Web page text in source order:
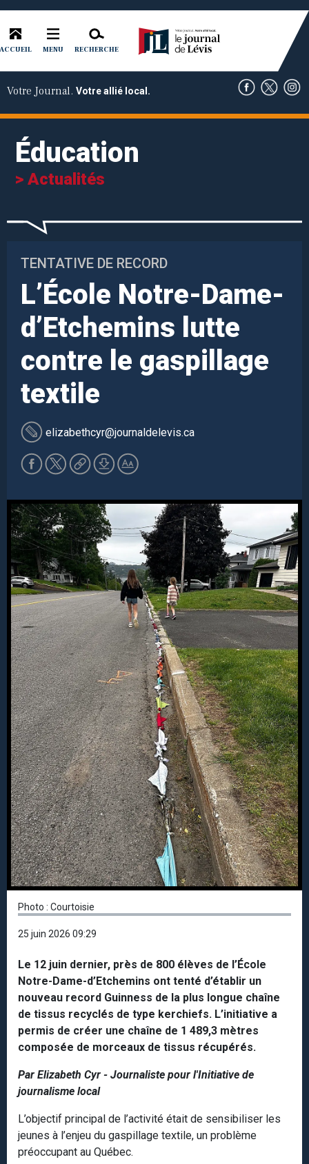
ACCUEIL MENU RECHERCHE
Votre Journal. Votre allié local.
Éducation
> Actualités
TENTATIVE DE RECORD
L’École Notre-Dame-
d’Etchemins lutte
contre le gaspillage
textile
elizabethcyr@journaldelevis.ca
Photo : Courtoisie
25 juin 2026 09:29
Le 12 juin dernier, près de 800 élèves de l’École
Notre-Dame-d’Etchemins ont tenté d’établir un
nouveau record Guinness de la plus longue chaîne
de tissus recyclés de type kerchiefs. L’initiative a
permis de créer une chaîne de 1 489,3 mètres
composée de morceaux de tissus récupérés.
Par Elizabeth Cyr - Journaliste pour l'Initiative de
journalisme local
L’objectif principal de l’activité était de sensibiliser les
jeunes à l’enjeu du gaspillage textile, un problème
préoccupant au Québec.